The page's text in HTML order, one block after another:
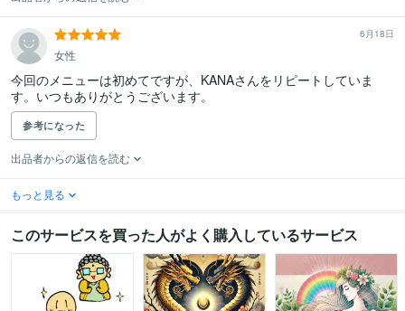
6月18日
女性
今回のメニューは初めてですが、KANAさんをリピートしていま
参考になった
出品者からの返信を読む
もっと見る
このサービスを買った人がよく購入しているサービス